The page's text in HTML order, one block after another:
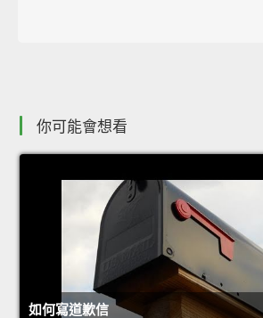
你可能會想看
如何寫道歉信